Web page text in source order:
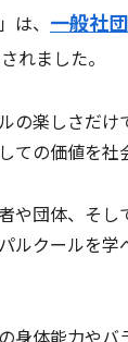
は、 一般社
れました。
の楽しさだ
ての価値を社
や団体、そ
ルクールを学
身体能力や